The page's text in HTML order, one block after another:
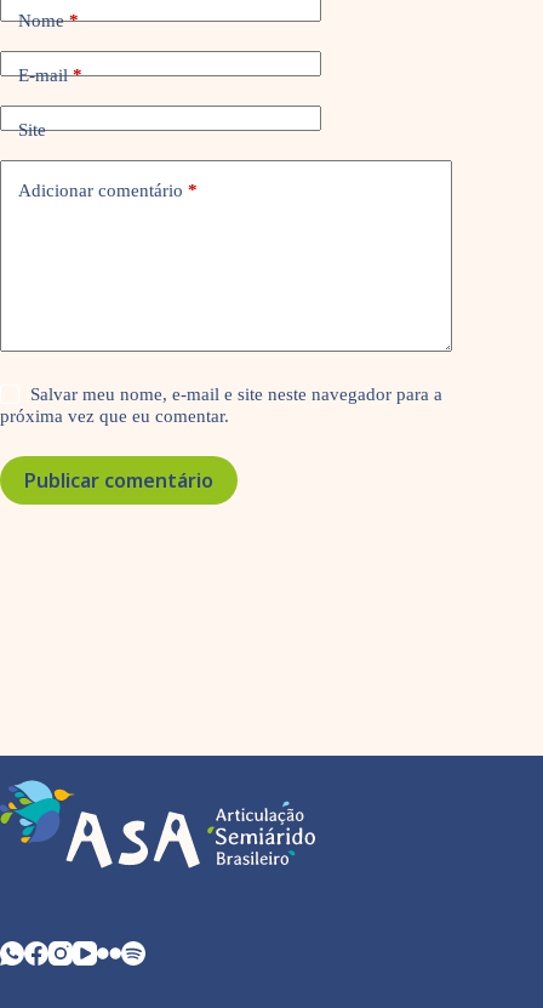
Nome*
E-mail*
Site
Adicionar comentário *
Salvar meu nome, e-mail e site neste navegador para a
próxima vez que eu comentar.
Publicar comentário